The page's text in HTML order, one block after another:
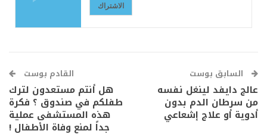
الاشتراك
السابق بوست
عالج دايفد لينغل نفسه
من سرطان الدم بدون
أدوية أو علاج إشعاعي
القادم بوست
هل أنتم مستعدون لترك
طفلكم في صندوق ؟ فكرة
هذه المستشفى عملية
جداً لمنع وفاة الأطفال !